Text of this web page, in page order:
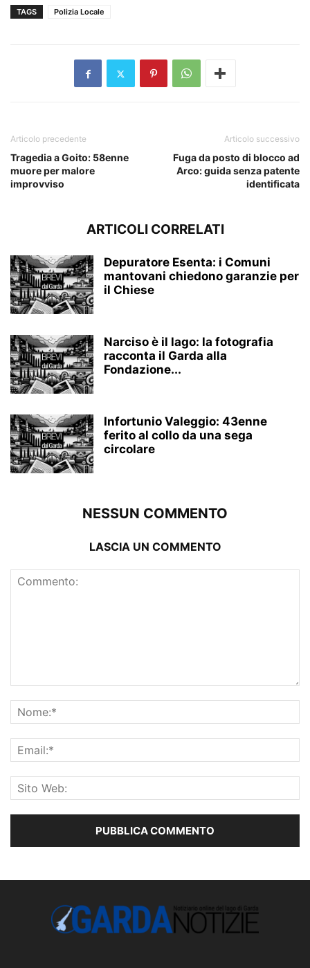
TAGS Polizia Locale
Articolo precedente
Tragedia a Goito: 58enne
muore per malore
improvviso
Articolo successivo
Fuga da posto di blocco ad
Arco: guida senza patente
identificata
ARTICOLI CORRELATI
Depuratore Esenta: i Comuni
mantovani chiedono garanzie per
il Chiese
Narciso è il lago: la fotografia
racconta il Garda alla
Fondazione...
Infortunio Valeggio: 43enne
ferito al collo da una sega
circolare
NESSUN COMMENTO
LASCIA UN COMMENTO